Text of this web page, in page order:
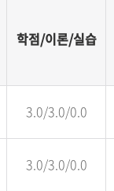
학점/이론/실습
3.0/3.0/0.0
3.0/3.0/0.0